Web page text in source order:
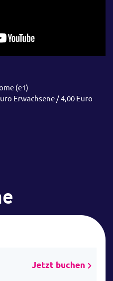
(e1)
Erwachsene / 4,00 Euro
Jetzt buchen